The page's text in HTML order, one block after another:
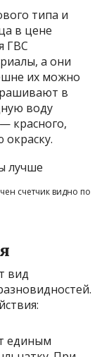
типа и
в цене
ГВС
а они
их можно
в
воду
красного,
счетчик видно по
вид
единым